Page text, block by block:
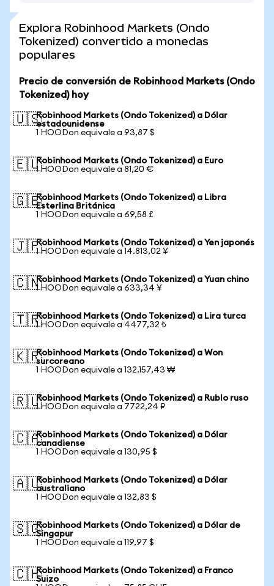
Explora Robinhood Markets (Ondo
Tokenized) convertido a monedas
populares
Precio de conversión de Robinhood Markets (Ondo
Tokenized) hoy
🇺🇸Robinhood Markets (Ondo Tokenized) a Dólar
estadounidense
1 HOODon equivale a 93,87 $
🇪🇺Robinhood Markets (Ondo Tokenized) a Euro
1 HOODon equivale a 81,20 €
🇬🇧Robinhood Markets (Ondo Tokenized) a Libra
Esterlina Británica
1 HOODon equivale a 69,58 £
🇯🇵Robinhood Markets (Ondo Tokenized) a Yen japonés
1 HOODon equivale a 14.813,02 ¥
🇨🇳Robinhood Markets (Ondo Tokenized) a Yuan chino
1 HOODon equivale a 633,34 ¥
🇹🇷Robinhood Markets (Ondo Tokenized) a Lira turca
1 HOODon equivale a 4477,32 ₺
🇰🇷Robinhood Markets (Ondo Tokenized) a Won
surcoreano
1 HOODon equivale a 132.157,43 ₩
🇷🇺Robinhood Markets (Ondo Tokenized) a Rublo ruso
1 HOODon equivale a 7722,24 ₽
🇨🇦Robinhood Markets (Ondo Tokenized) a Dólar
canadiense
1 HOODon equivale a 130,95 $
🇦🇺Robinhood Markets (Ondo Tokenized) a Dólar
australiano
1 HOODon equivale a 132,83 $
🇸🇬Robinhood Markets (Ondo Tokenized) a Dólar de
Singapur
1 HOODon equivale a 119,97 $
🇨🇭Robinhood Markets (Ondo Tokenized) a Franco
Suizo